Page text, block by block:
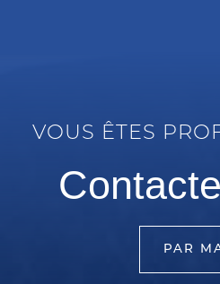
VOUS ÊTES
PAR